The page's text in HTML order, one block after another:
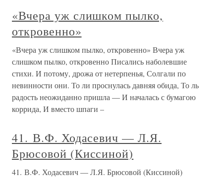
«Вчера уж слишком пылко,
откровенно»
«Вчера уж слишком пылко, откровенно» Вчера уж
слишком пылко, откровенно Писались наболевшие
стихи. И потому, дрожа от нетерпенья, Солгали по
невинности они. То ли проснулась давняя обида, То ль
радость неожиданно пришла — И началась с бумагою
коррида, И вместо шпаги –
41. В.Ф. Ходасевич — Л.Я.
Брюсовой (Киссиной)
41. В.Ф. Ходасевич — Л.Я. Брюсовой (Киссиной)